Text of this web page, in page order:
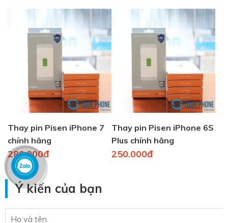
Thay pin Pisen iPhone 7
chính hãng
280.000đ
Thay pin Pisen iPhone 6S
Plus chính hãng
250.000đ
Ý kiến của bạn